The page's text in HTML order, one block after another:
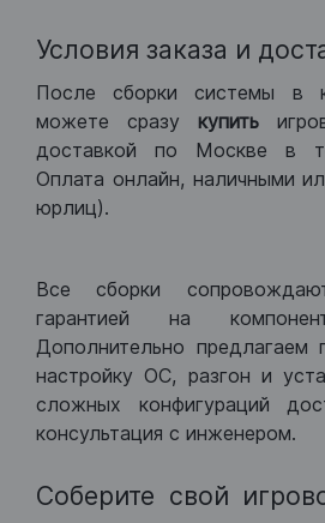
Условия заказа и
После сборки системы в
можете сразу купить
доставкой по Москве в
Оплата онлайн, наличными
юрлиц).
Все сборки
гарантией на
Дополнительно предлагаем
настройку ОС, разгон и
сложных конфигураций
консультация с инженером.
Соберите свой